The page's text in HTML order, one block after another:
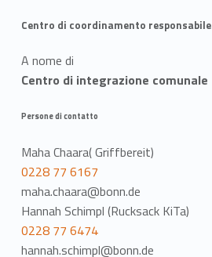
Centro di coordinamento responsabile
A nome di
Centro di integrazione comunale
Persone di contatto
Maha Chaara( Griffbereit)
0228 77 6167
maha.chaara@bonn.de
Hannah Schimpl (Rucksack KiTa)
0228 77 6474
hannah.schimpl@bonn.de